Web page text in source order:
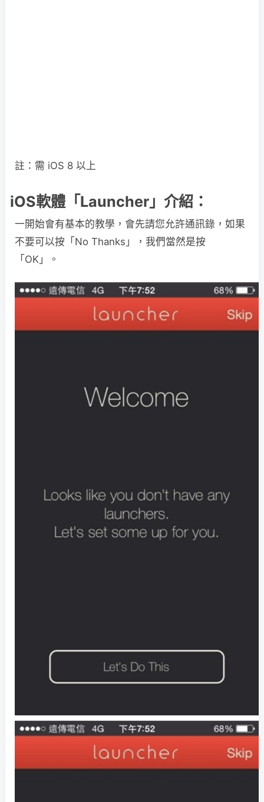
註：需 iOS 8 以上
iOS軟體「Launcher」介紹：
一開始會有基本的教學，會先請您允許通訊錄，如果
不要可以按「No Thanks」，我們當然是按
「OK」。